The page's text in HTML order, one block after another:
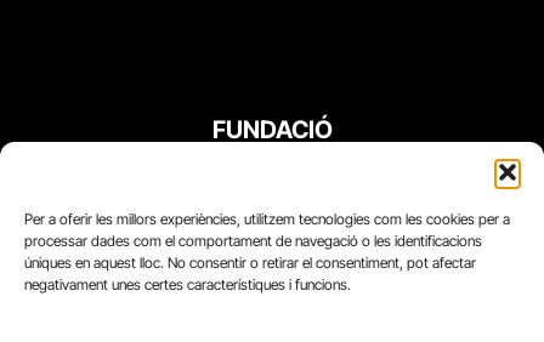
Per a oferir les millors experiències, utilitzem tecnologies com les cookies per a
processar dades com el comportament de navegació o les identificacions
úniques en aquest lloc. No consentir o retirar el consentiment, pot afectar
negativament unes certes característiques i funcions.
FUNDACIÓ